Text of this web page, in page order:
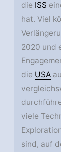
die ISS
hat. Viel
2020 und
die USA
viele
sind, auf